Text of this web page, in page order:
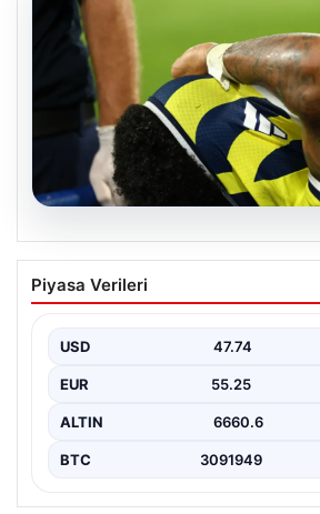
06.08.2026
Fenerbahçe’yi Üzen Haber:
Oosterwolde’nin Sakatlık
Fenerbahçe futbol ailesi, geçtiğimiz
Piyasa Verileri
USD 47.74
EUR 55.25
ALTIN 6660.6
BTC 3091949